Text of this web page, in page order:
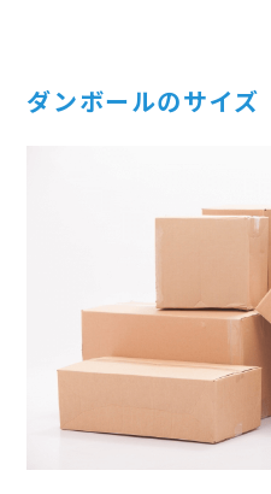
ダンボールのサイズ